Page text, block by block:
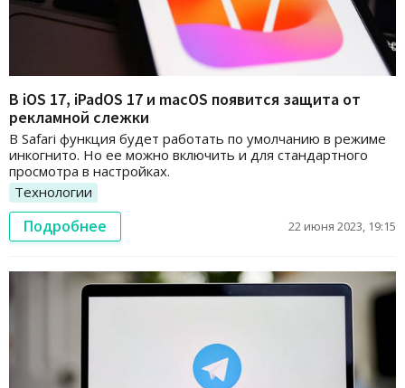
В iOS 17, iPadOS 17 и macOS появится защита от
рекламной слежки
В Safari функция будет работать по умолчанию в режиме
инкогнито. Но ее можно включить и для стандартного
просмотра в настройках.
Технологии
Подробнее 22 июня 2023, 19:15